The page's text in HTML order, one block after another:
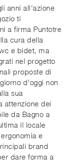
anni all'azione
ti
a firma Puntotre
cura della
e bidet, ma
nel progetto
proposte di
d'oggi non
sua
attenzione dei
da Bagno a
il locale
e
brand
dare forma a